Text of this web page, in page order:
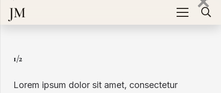
JM
1/2
Lorem ipsum dolor sit amet, consectetur